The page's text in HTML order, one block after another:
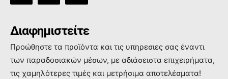
Διαφημιστείτε
Προώθηστε τα προϊόντα και τις υπηρεσιες σας έναντι
των παραδοσιακών μέσων, με αδιάσειστα επιχειρήματα,
τις χαμηλότερες τιμές και μετρήσιμα αποτελέσματα!